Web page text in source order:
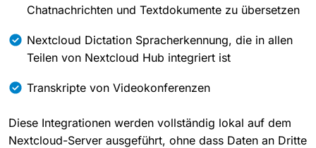
Chatnachrichten und Textdokumente zu übersetzen
Nextcloud Dictation Spracherkennung, die in allen
Teilen von Nextcloud Hub integriert ist
Transkripte von Videokonferenzen
Diese Integrationen werden vollständig lokal auf dem
Nextcloud-Server ausgeführt, ohne dass Daten an Dritte